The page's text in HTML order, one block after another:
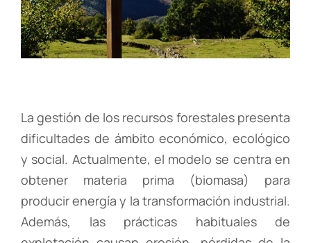
La gestión de los recursos forestales presenta
dificultades de ámbito económico, ecológico
y social. Actualmente, el modelo se centra en
obtener materia prima (biomasa) para
producir energía y la transformación industrial.
Además, las prácticas habituales de